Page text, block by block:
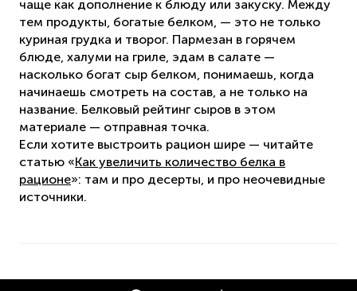
чаще как дополнение к блюду или закуску. Между
тем продукты, богатые белком, — это не только
куриная грудка и творог. Пармезан в горячем
блюде, халуми на гриле, эдам в салате —
насколько богат сыр белком, понимаешь, когда
начинаешь смотреть на состав, а не только на
название. Белковый рейтинг сыров в этом
материале — отправная точка.
Если хотите выстроить рацион шире — читайте
статью «Как увеличить количество белка в
рационе»: там и про десерты, и про неочевидные
источники.